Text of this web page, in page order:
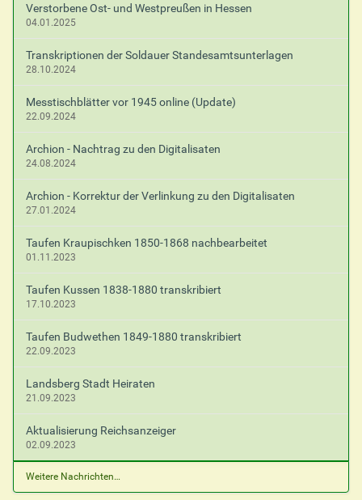
c
A
i
n
e
n
Verstorbene Ost- und Westpreußen in Hessen
04.01.2025
Transkriptionen der Soldauer Standesamtsunterlagen
28.10.2024
Messtischblätter vor 1945 online (Update)
22.09.2024
Archion - Nachtrag zu den Digitalisaten
24.08.2024
Archion - Korrektur der Verlinkung zu den Digitalisaten
27.01.2024
Taufen Kraupischken 1850-1868 nachbearbeitet
01.11.2023
Taufen Kussen 1838-1880 transkribiert
17.10.2023
Taufen Budwethen 1849-1880 transkribiert
22.09.2023
Landsberg Stadt Heiraten
21.09.2023
Aktualisierung Reichsanzeiger
02.09.2023
Weitere Nachrichten…